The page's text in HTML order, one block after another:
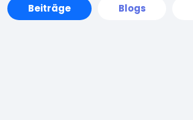
Beiträge Blogs